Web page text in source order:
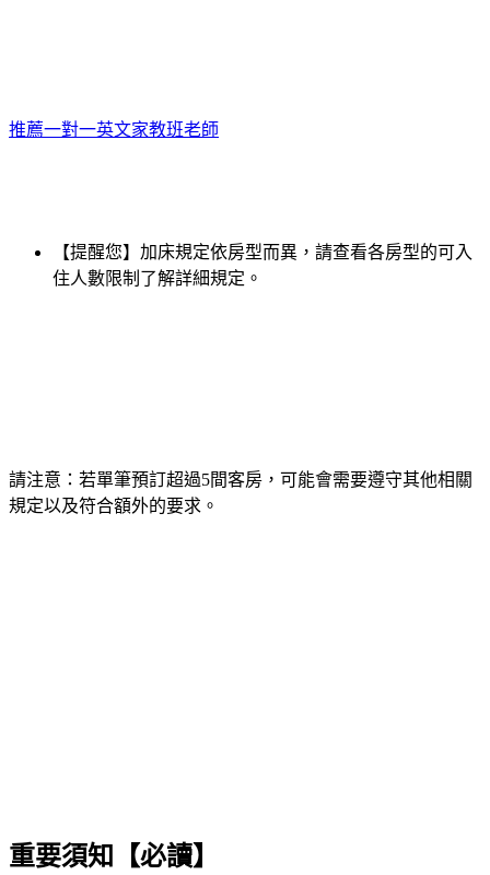
推薦一對一英文家教班老師
【提醒您】加床規定依房型而異，請查看各房型的可入
住人數限制了解詳細規定。
請注意：若單筆預訂超過5間客房，可能會需要遵守其他相關
規定以及符合額外的要求。
重要須知【必讀】